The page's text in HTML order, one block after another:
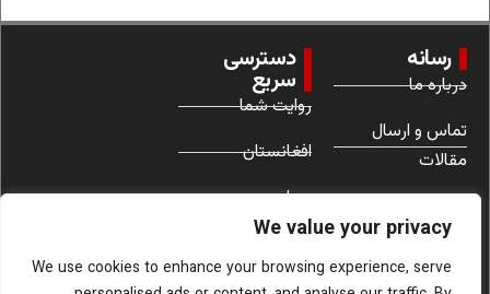
We value your privacy
We use cookies to enhance your browsing experience, serve
رسانه
درباره ما
تماس و ارسال
مقالات
دسترسی
سریع
روایت شما
افغانستان
جهان